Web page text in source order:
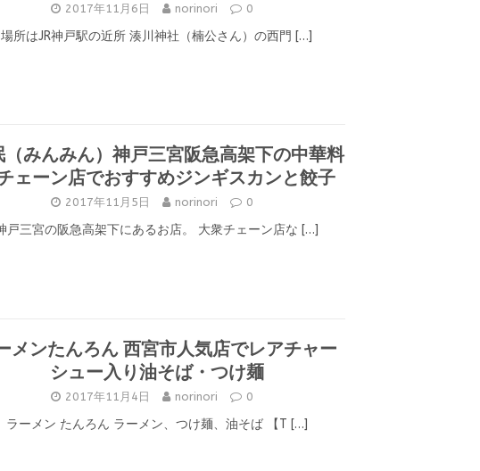
2017年11月6日 norinori 0
場所はJR神戸駅の近所 湊川神社（楠公さん）の西門 […]
みんみん）神戸三宮阪急高架下の中華料
ェーン店でおすすめジンギスカンと餃子
2017年11月5日 norinori 0
戸三宮の阪急高架下にあるお店。 大衆チェーン店な […]
メンたんろん 西宮市人気店でレアチャー
シュー入り油そば・つけ麺
2017年11月4日 norinori 0
ラーメン たんろん ラーメン、つけ麺、油そば 【T […]